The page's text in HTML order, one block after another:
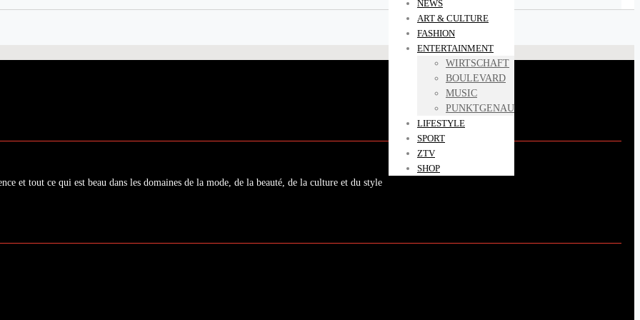
NEWS
ART & CULTURE
FASHION
ENTERTAINMENT
WIRTSCHAFT
BOULEVARD
MUSIC
PUNKTGENAU
LIFESTYLE
SPORT
ZTV
SHOP
et tout ce qui est beau dans les domaines de la mode, de la beauté, de la culture et du style